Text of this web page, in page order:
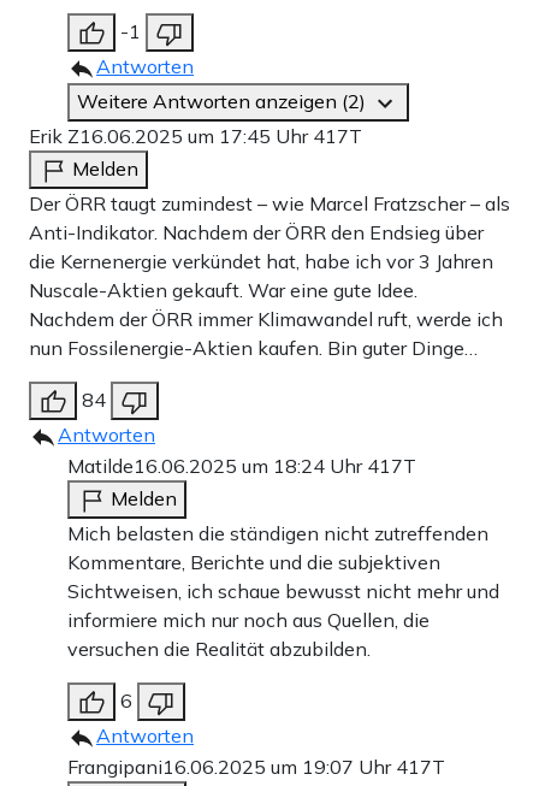
-1
Antworten
Weitere Antworten anzeigen (2)
Erik Z16.06.2025 um 17:45 Uhr 417T
Melden
Der ÖRR taugt zumindest – wie Marcel Fratzscher – als
Anti-Indikator. Nachdem der ÖRR den Endsieg über
die Kernenergie verkündet hat, habe ich vor 3 Jahren
Nuscale-Aktien gekauft. War eine gute Idee.
Nachdem der ÖRR immer Klimawandel ruft, werde ich
nun Fossilenergie-Aktien kaufen. Bin guter Dinge…
84
Antworten
Matilde16.06.2025 um 18:24 Uhr 417T
Melden
Mich belasten die ständigen nicht zutreffenden
Kommentare, Berichte und die subjektiven
Sichtweisen, ich schaue bewusst nicht mehr und
informiere mich nur noch aus Quellen, die
versuchen die Realität abzubilden.
6
Antworten
Frangipani16.06.2025 um 19:07 Uhr 417T